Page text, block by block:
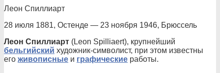
Леон Спиллиарт
28 июля 1881, Остенде — 23 ноября 1946, Брюссель
Леон Спиллиарт (Leon Spilliaert), крупнейший
бельгийский художник-символист, при этом известны
его живописные и графические работы.